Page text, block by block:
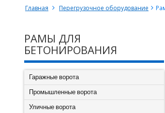
Главная Перегрузочное оборудование
РАМЫ ДЛЯ
БЕТОНИРОВАНИЯ
Гаражные ворота
Промышленные ворота
Уличные ворота